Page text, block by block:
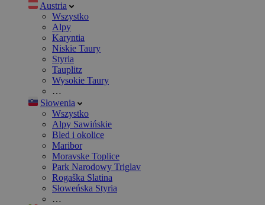
Austria
Wszystko
Alpy
Karyntia
Niskie Taury
Styria
Tauplitz
Wysokie Taury
…
Słowenia
Wszystko
Alpy Sawińskie
Bled i okolice
Maribor
Moravske Toplice
Park Narodowy Triglav
Rogaška Slatina
Słoweńska Styria
…